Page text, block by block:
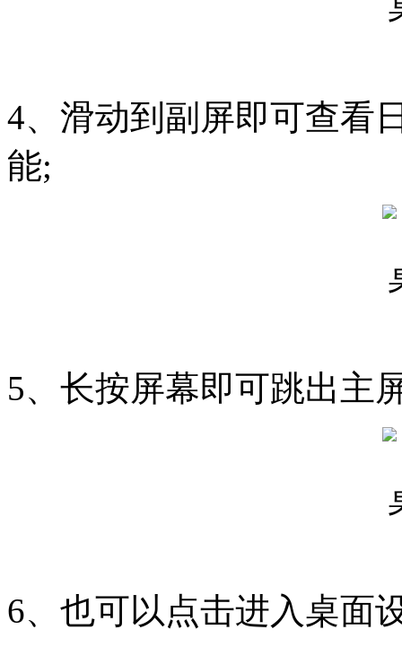
4、滑动到副屏即可查看
能;
5、长按屏幕即可跳出主
6、也可以点击进入桌面